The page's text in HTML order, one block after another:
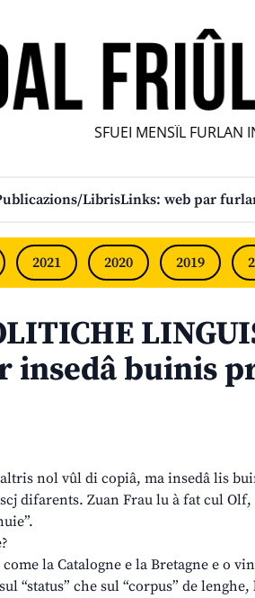
SFUEI MENSÎL FURLAN
LibrisLinks: web par
2021 2020 2019
insedâ buinis
nol vûl di copiâ, ma insedâ lis
difarents. Zuan Frau lu à fat cul
la Catalogne e la Bretagne e o
“status” che sul “corpus” de